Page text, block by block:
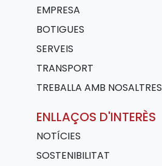
EMPRESA
BOTIGUES
SERVEIS
TRANSPORT
TREBALLA AMB NOSALTRES
ENLLAÇOS D'INTERÈS
NOTÍCIES
SOSTENIBILITAT